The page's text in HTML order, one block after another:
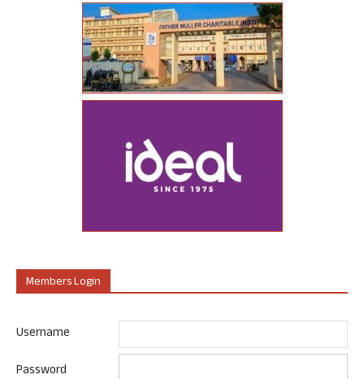
Members Login
Username
Password